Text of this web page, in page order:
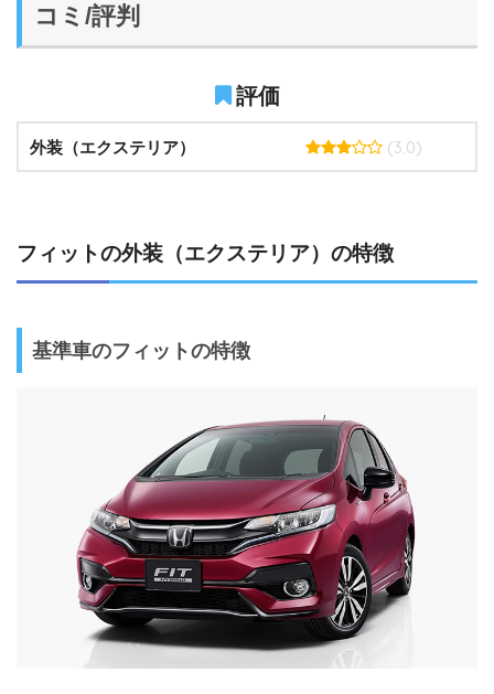
コミ/評判
評価
外装（エクステリア） (3.0)
フィットの外装（エクステリア）の特徴
基準車のフィットの特徴